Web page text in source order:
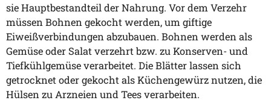
sie Hauptbestandteil der Nahrung. Vor dem Verzehr
müssen Bohnen gekocht werden, um giftige
Eiweißverbindungen abzubauen. Bohnen werden als
Gemüse oder Salat verzehrt bzw. zu Konserven- und
Tiefkühlgemüse verarbeitet. Die Blätter lassen sich
getrocknet oder gekocht als Küchengewürz nutzen, die
Hülsen zu Arzneien und Tees verarbeiten.